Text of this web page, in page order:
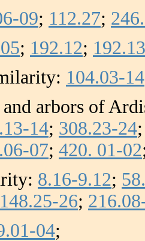
09; 112.27;
; 192.12;
104.03-14
and arbors of
14; 308.23-24
07; 420. 01-02
8.16-9.12;
148.25-26;
04;